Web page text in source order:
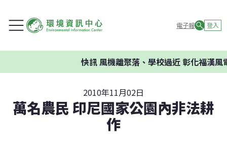
電子報 登入
快訊風機離聚落、學校過近 彰化福漢風
2010年11月02日
萬名農民 印尼國家公園內非法耕
作